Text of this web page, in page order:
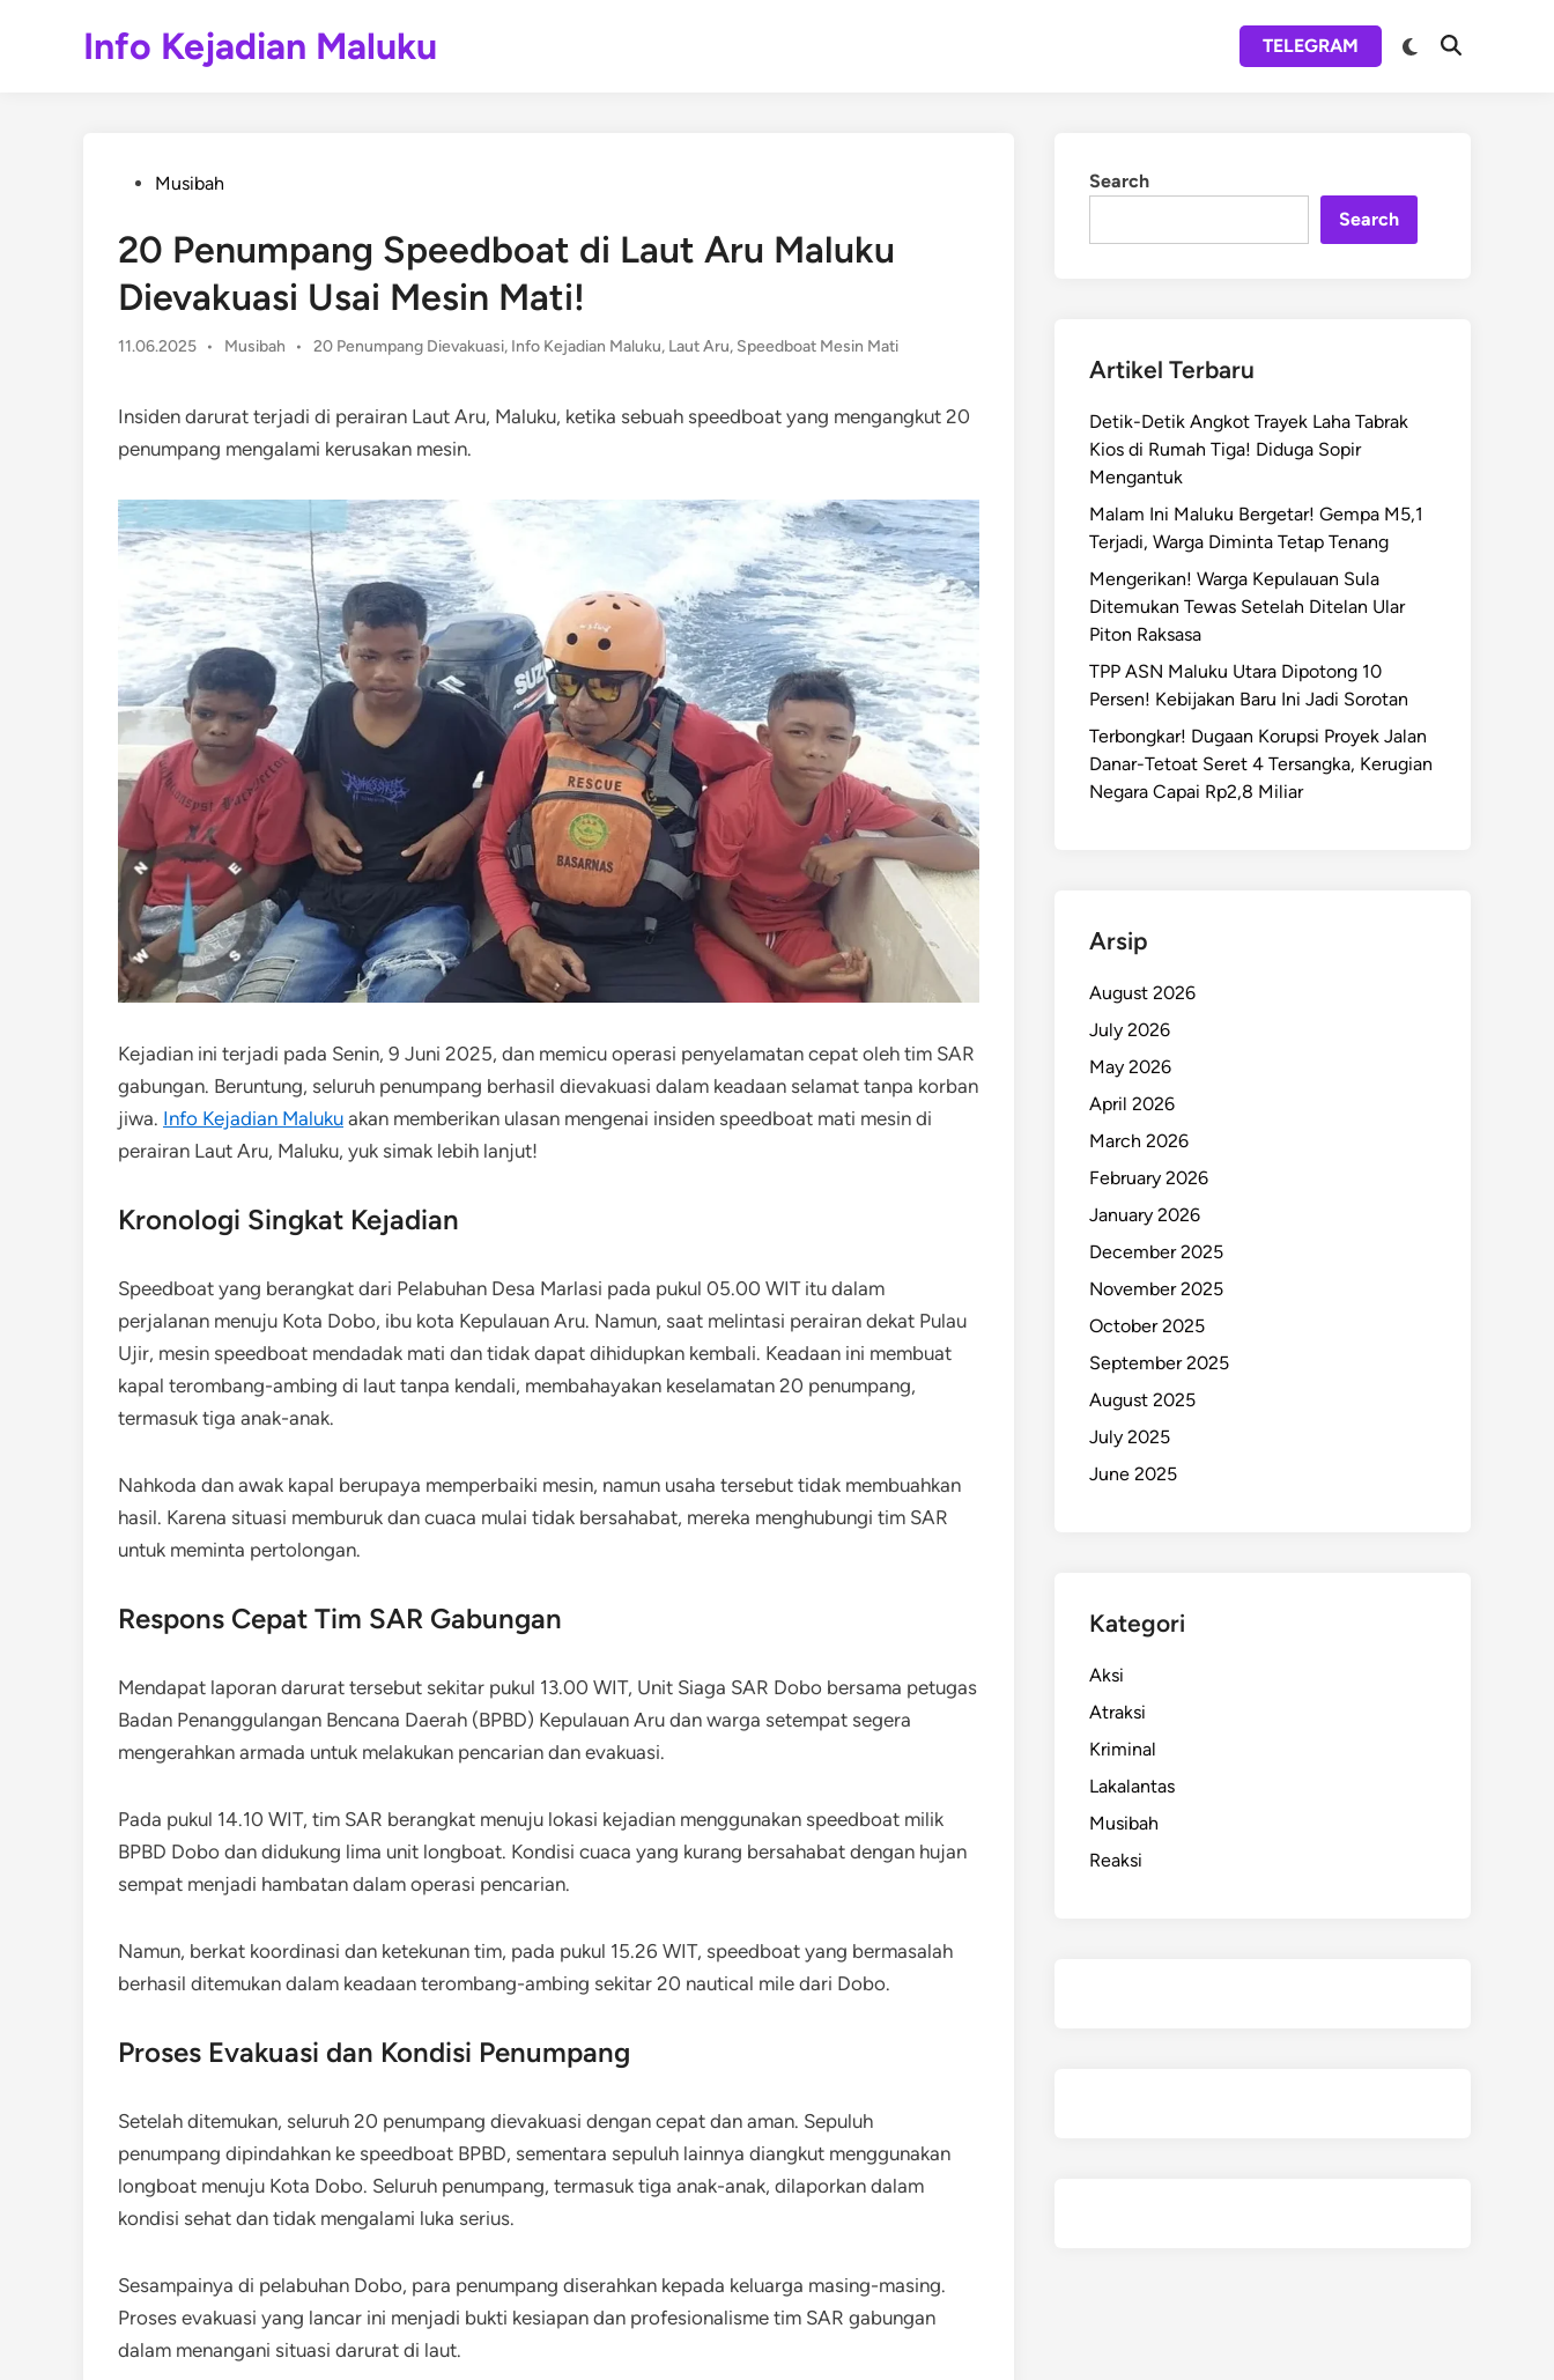
Info Kejadian Maluku TELEGRAM
Switch
Open
PostedMusibah
20 Penumpang Speedboat di Laut Aru Maluku
Dievakuasi Usai Mesin Mati!
11.06.2025 •
Posted
Musibah • 20 Penumpang Dievakuasi, Info Kejadian Maluku, Laut Aru, Speedboat Mesin Mati
Insiden darurat terjadi di perairan Laut Aru, Maluku, ketika sebuah speedboat yang mengangkut 20
penumpang mengalami kerusakan mesin.
Kejadian ini terjadi pada Senin, 9 Juni 2025, dan memicu operasi penyelamatan cepat oleh tim SAR
gabungan. Beruntung, seluruh penumpang berhasil dievakuasi dalam keadaan selamat tanpa korban
jiwa. Info Kejadian Maluku akan memberikan ulasan mengenai insiden speedboat mati mesin di
perairan Laut Aru, Maluku, yuk simak lebih lanjut!
Kronologi Singkat Kejadian
Speedboat yang berangkat dari Pelabuhan Desa Marlasi pada pukul 05.00 WIT itu dalam
perjalanan menuju Kota Dobo, ibu kota Kepulauan Aru. Namun, saat melintasi perairan dekat Pulau
Ujir, mesin speedboat mendadak mati dan tidak dapat dihidupkan kembali. Keadaan ini membuat
kapal terombang-ambing di laut tanpa kendali, membahayakan keselamatan 20 penumpang,
termasuk tiga anak-anak.
Nahkoda dan awak kapal berupaya memperbaiki mesin, namun usaha tersebut tidak membuahkan
hasil. Karena situasi memburuk dan cuaca mulai tidak bersahabat, mereka menghubungi tim SAR
untuk meminta pertolongan.
Respons Cepat Tim SAR Gabungan
Mendapat laporan darurat tersebut sekitar pukul 13.00 WIT, Unit Siaga SAR Dobo bersama petugas
Badan Penanggulangan Bencana Daerah (BPBD) Kepulauan Aru dan warga setempat segera
mengerahkan armada untuk melakukan pencarian dan evakuasi.
Pada pukul 14.10 WIT, tim SAR berangkat menuju lokasi kejadian menggunakan speedboat milik
BPBD Dobo dan didukung lima unit longboat. Kondisi cuaca yang kurang bersahabat dengan hujan
sempat menjadi hambatan dalam operasi pencarian.
Namun, berkat koordinasi dan ketekunan tim, pada pukul 15.26 WIT, speedboat yang bermasalah
berhasil ditemukan dalam keadaan terombang-ambing sekitar 20 nautical mile dari Dobo.
Proses Evakuasi dan Kondisi Penumpang
Setelah ditemukan, seluruh 20 penumpang dievakuasi dengan cepat dan aman. Sepuluh
penumpang dipindahkan ke speedboat BPBD, sementara sepuluh lainnya diangkut menggunakan
longboat menuju Kota Dobo. Seluruh penumpang, termasuk tiga anak-anak, dilaporkan dalam
kondisi sehat dan tidak mengalami luka serius.
Sesampainya di pelabuhan Dobo, para penumpang diserahkan kepada keluarga masing-masing.
Proses evakuasi yang lancar ini menjadi bukti kesiapan dan profesionalisme tim SAR gabungan
dalam menangani situasi darurat di laut.
Search
Search
Artikel Terbaru
Detik-Detik Angkot Trayek Laha Tabrak
Kios di Rumah Tiga! Diduga Sopir
Mengantuk
Malam Ini Maluku Bergetar! Gempa M5,1
Terjadi, Warga Diminta Tetap Tenang
Mengerikan! Warga Kepulauan Sula
Ditemukan Tewas Setelah Ditelan Ular
Piton Raksasa
TPP ASN Maluku Utara Dipotong 10
Persen! Kebijakan Baru Ini Jadi Sorotan
Terbongkar! Dugaan Korupsi Proyek Jalan
Danar-Tetoat Seret 4 Tersangka, Kerugian
Negara Capai Rp2,8 Miliar
Arsip
August 2026
July 2026
May 2026
April 2026
March 2026
February 2026
January 2026
December 2025
November 2025
October 2025
September 2025
August 2025
July 2025
June 2025
Kategori
Aksi
Atraksi
Kriminal
Lakalantas
Musibah
Reaksi